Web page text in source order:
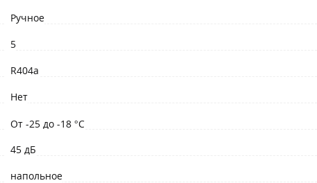
Ручное
5
R404a
Нет
От -25 до -18 °С
45 дБ
напольное